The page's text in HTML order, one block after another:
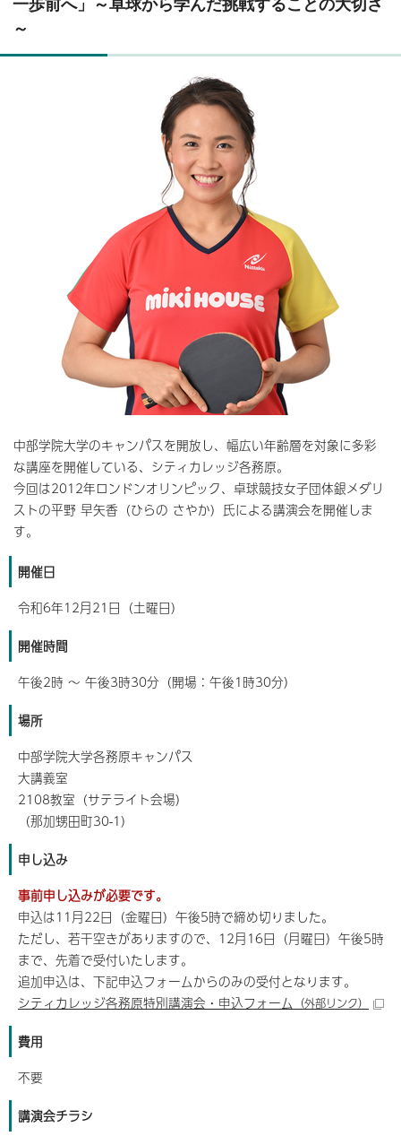
一歩前へ」～卓球から学んだ挑戦することの大切さ
～
中部学院大学のキャンパスを開放し、幅広い年齢層を対象に多彩
な講座を開催している、シティカレッジ各務原。
今回は2012年ロンドンオリンピック、卓球競技女子団体銀メダリ
ストの平野 早矢香（ひらの さやか）氏による講演会を開催しま
す。
開催日
令和6年12月21日（土曜日）
開催時間
午後2時 ～ 午後3時30分（開場：午後1時30分）
場所
中部学院大学各務原キャンパス
大講義室
2108教室（サテライト会場）
（那加甥田町30-1）
申し込み
事前申し込みが必要です。
申込は11月22日（金曜日）午後5時で締め切りました。
ただし、若干空きがありますので、12月16日（月曜日）午後5時
まで、先着で受付いたします。
追加申込は、下記申込フォームからのみの受付となります。
シティカレッジ各務原特別講演会・申込フォーム （外部リンク）
費用
不要
講演会チラシ